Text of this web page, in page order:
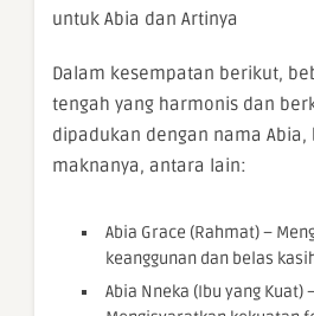
untuk Abia dan Artinya
Dalam kesempatan berikut,
tengah yang harmonis dan
dipadukan dengan nama Abia,
maknanya, antara lain:
Abia Grace (Rahmat) –
keanggunan dan belas
Abia Nneka (Ibu yang Kuat)